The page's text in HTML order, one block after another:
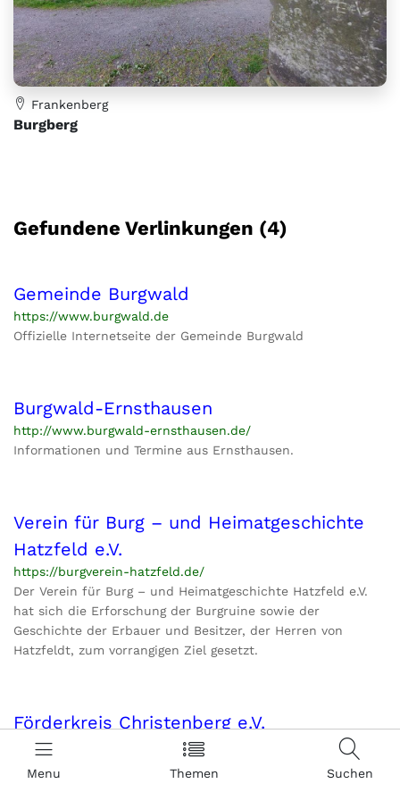
Menu Themen Suchen
Frankenberg
Burgberg
Gefundene Verlinkungen (4)
Gemeinde Burgwald
https://www.burgwald.de
Offizielle Internetseite der Gemeinde Burgwald
Burgwald-Ernsthausen
http://www.burgwald-ernsthausen.de/
Informationen und Termine aus Ernsthausen.
Verein für Burg – und Heimatgeschichte
Hatzfeld e.V.
https://burgverein-hatzfeld.de/
Der Verein für Burg – und Heimatgeschichte Hatzfeld e.V.
hat sich die Erforschung der Burgruine sowie der
Geschichte der Erbauer und Besitzer, der Herren von
Hatzfeldt, zum vorrangigen Ziel gesetzt.
Förderkreis Christenberg e.V.
https://www.foerderkreis-christenberg.de/
Der Förderkreis Christenberg e.V. setzt sich für den Erhalt